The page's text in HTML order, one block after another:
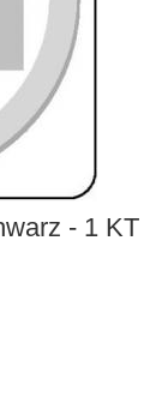
- 1 KT